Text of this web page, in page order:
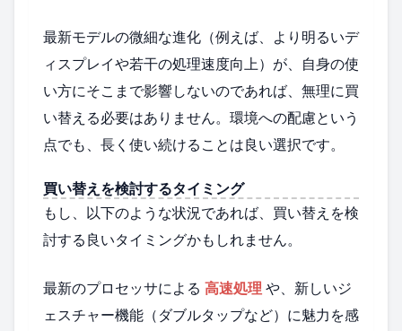
最新モデルの微細な進化（例えば、より明るいデ
ィスプレイや若干の処理速度向上）が、自身の使
い方にそこまで影響しないのであれば、無理に買
い替える必要はありません。環境への配慮という
点でも、長く使い続けることは良い選択です。
買い替えを検討するタイミング
もし、以下のような状況であれば、買い替えを検
討する良いタイミングかもしれません。
最新のプロセッサによる 高速処理 や、新しいジ
ェスチャー機能（ダブルタップなど）に魅力を感